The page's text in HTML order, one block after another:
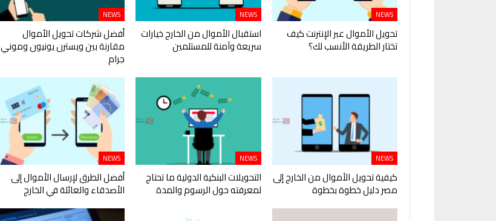
NEWS
تحويل الأموال عبر الإنترنت كيف
تختار الطريقة الأنسب لك؟
NEWS
استقبال الأموال من الخارج خيارات
سريعة وآمنة للمستلمين
NEWS
أفضل شركات تحويل الأموال
مقارنة بين ويسترن يونيون وموني
جرام
NEWS
كيفية تحويل الأموال من الخارج إلى
مصر دليل خطوة بخطوة
NEWS
التحويلات البنكية الدولية ما تحتاج
لمعرفته حول الرسوم والمدة
NEWS
أفضل الطرق لإرسال الأموال إلى
الأصدقاء والعائلة في الخارج